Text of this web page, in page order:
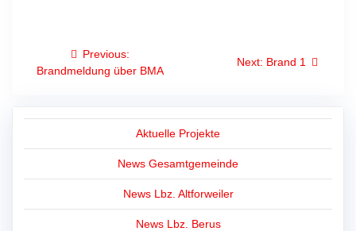
Beitragsnavigation
Previous:
post:
Brandmeldung über BMA
Next: Next
Brand 1
Aktuelle Projekte
News Gesamtgemeinde
News Lbz. Altforweiler
News Lbz. Berus